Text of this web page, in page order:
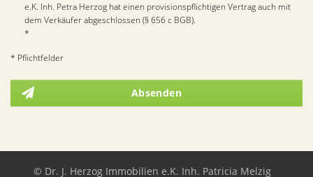
e.K. Inh. Petra Herzog hat einen provisionspflichtigen Vertrag auch mit
dem Verkäufer abgeschlossen (§ 656 c BGB).
*
* Pflichtfelder
Absenden
© Dr. J. Herzog Immobilien e.K. Inh. Patricia Melzig